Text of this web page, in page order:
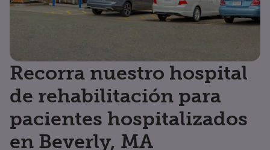
Recorra nuestro hospital
de rehabilitación para
pacientes hospitalizados
en Beverly, MA